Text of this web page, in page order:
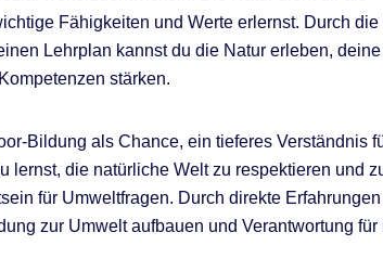
Fähigkeiten und Werte erlernst. Durch die
Lehrplan kannst du die Natur erleben,
stärken.
Bildung als Chance, ein tieferes Verständnis
lernst, die natürliche Welt zu respektieren und
für Umweltfragen. Durch direkte
zur Umwelt aufbauen und Verantwortung für